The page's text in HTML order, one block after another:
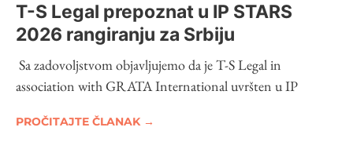
T-S Legal prepoznat u IP STARS
2026 rangiranju za Srbiju
Sa zadovoljstvom objavljujemo da je T-S Legal in
association with GRATA International uvršten u IP
PROČITAJTE ČLANAK →